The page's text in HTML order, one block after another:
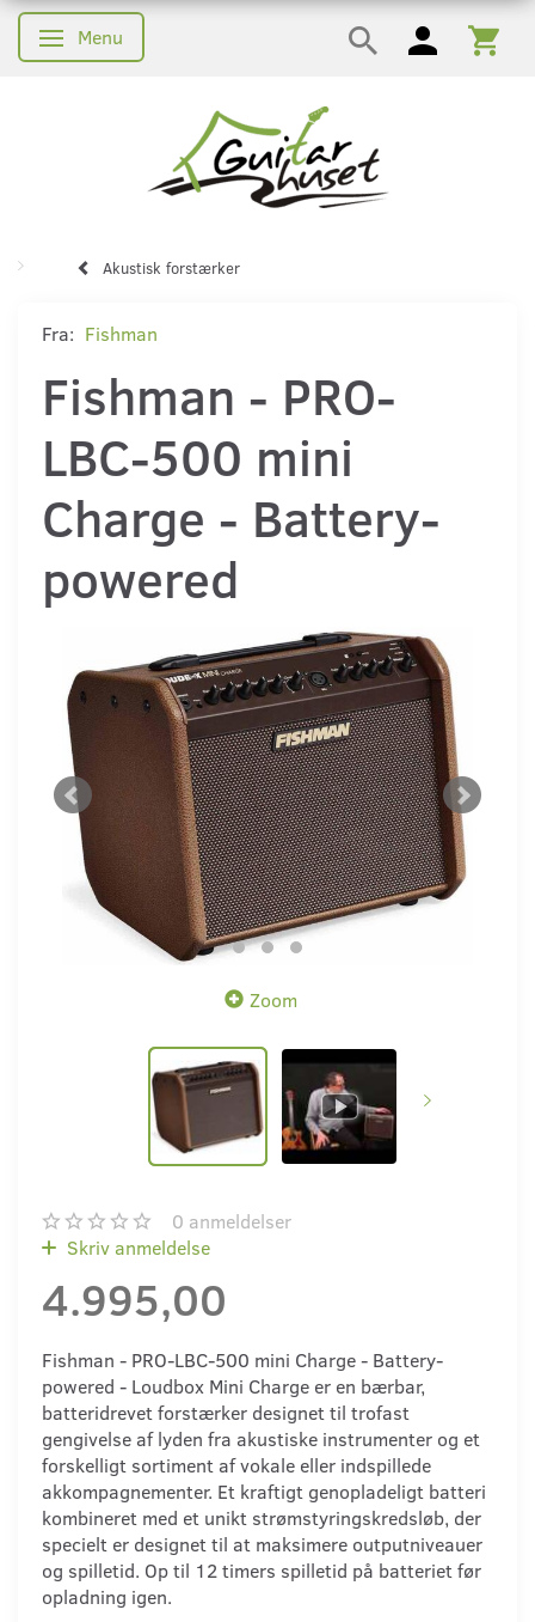
Skifte navigation
Menu
Akustisk forstærker
Fra: Fishman
Fishman - PRO-
LBC-500 mini
Charge - Battery-
powered
Zoom
0 anmeldelser
Skriv anmeldelse
4.995,00
Fishman - PRO-LBC-500 mini Charge - Battery-
powered - Loudbox Mini Charge er en bærbar,
batteridrevet forstærker designet til trofast
gengivelse af lyden fra akustiske instrumenter og et
forskelligt sortiment af vokale eller indspillede
akkompagnementer. Et kraftigt genopladeligt batteri
kombineret med et unikt strømstyringskredsløb, der
specielt er designet til at maksimere outputniveauer
og spilletid. Op til 12 timers spilletid på batteriet før
opladning igen.